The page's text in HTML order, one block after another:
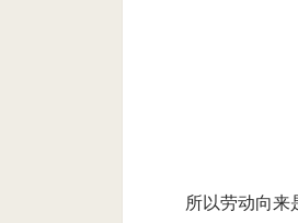
所以劳动向来